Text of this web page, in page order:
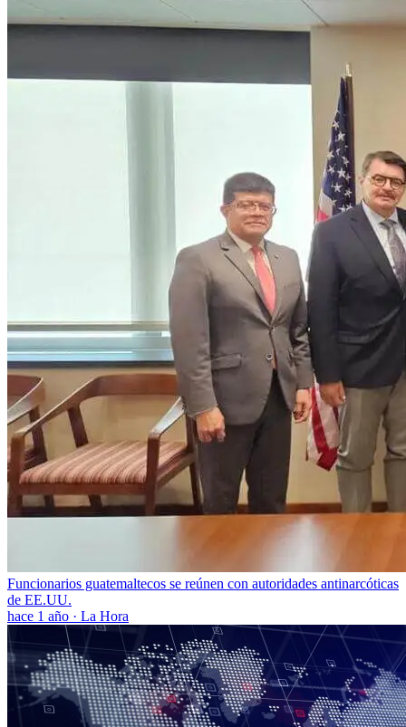
Funcionarios guatemaltecos se reúnen con autoridades antinarcóticas
de EE.UU.
hace 1 año · La Hora